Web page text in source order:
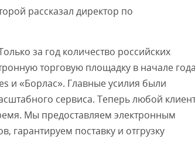
рассказал директор по
за год количество российских
торговую площадку в начале года
и «Борлас». Главные усилия были
сервиса. Теперь любой
Мы предоставляем электронным
гарантируем поставку и отгрузку